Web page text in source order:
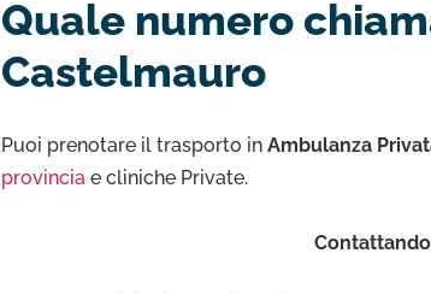
Quale numero
Castelmauro
Puoi prenotare il trasporto in Ambulanza
provincia e cliniche Private.